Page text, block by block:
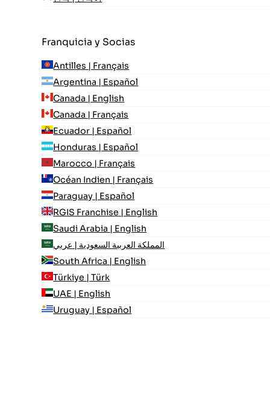
Franquicia y Socias
Antilles | Français
Argentina | Español
Canada | English
Canada | Français
Ecuador | Español
Honduras | Español
Marocco | Français
Océan Indien | Français
Paraguay | Español
RGIS Franchise | English
Saudi Arabia | English
المملكة العربية السعودية | عربي
South Africa | English
Türkiye | Türk
UAE | English
Uruguay | Español